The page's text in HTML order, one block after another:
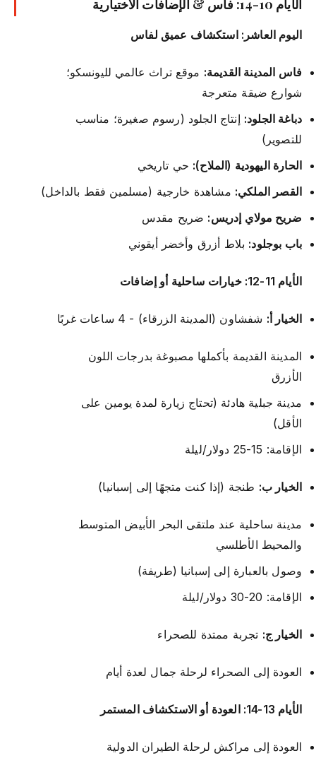
الأيام 10-14: فاس & الإضافات الاختيارية
اليوم العاشر: استكشاف عميق لفاس
فاس المدينة القديمة: موقع تراث عالمي لليونسكو؛
شوارع ضيقة متعرجة
دباغة الجلود: إنتاج الجلود (رسوم صغيرة؛ مناسب
للتصوير)
الحارة اليهودية (الملاح): حي تاريخي
القصر الملكي: مشاهدة خارجية (مسلمين فقط بالداخل)
ضريح مولاي إدريس: ضريح مقدس
باب بوجلود: بلاط أزرق وأخضر أيقوني
الأيام 11-12: خيارات ساحلية أو إضافات
الخيار أ: شفشاون (المدينة الزرقاء) - 4 ساعات غربًا
المدينة القديمة بأكملها مصبوغة بدرجات اللون
الأزرق
مدينة جبلية هادئة (تحتاج زيارة لمدة يومين على
الأقل)
الإقامة: 15-25 دولار/ليلة
الخيار ب: طنجة (إذا كنت متجهًا إلى إسبانيا)
مدينة ساحلية عند ملتقى البحر الأبيض المتوسط
والمحيط الأطلسي
وصول بالعبارة إلى إسبانيا (طريفة)
الإقامة: 20-30 دولار/ليلة
الخيار ج: تجربة ممتدة للصحراء
العودة إلى الصحراء لرحلة جمال لعدة أيام
الأيام 13-14: العودة أو الاستكشاف المستمر
العودة إلى مراكش لرحلة الطيران الدولية